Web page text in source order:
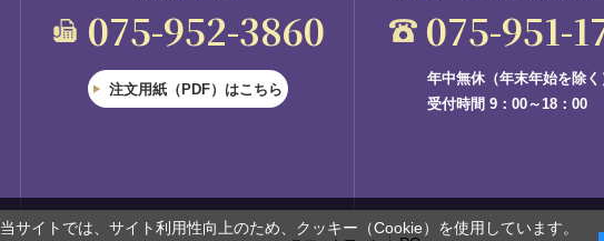
075-952-3860
注文用紙（PDF）はこちら
075-951-
年中無休（年末年始を除く
受付時間 9：00～18：00
当サイトでは、サイト利用性向上のため、クッキー（Cookie）を使用しています。